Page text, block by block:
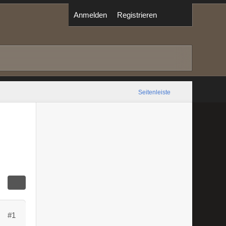
Anmelden Registrieren
Seitenleiste
#1